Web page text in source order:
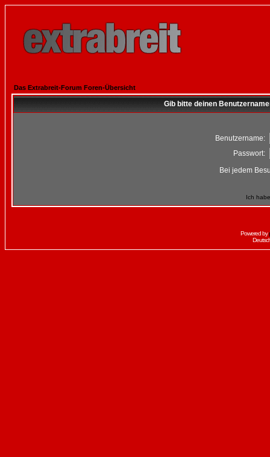
Das Extrabreit-Forum Foren-Übersicht
Gib bitte deinen
Benutzername:
Passwort:
Bei jedem
Ich
Powered by